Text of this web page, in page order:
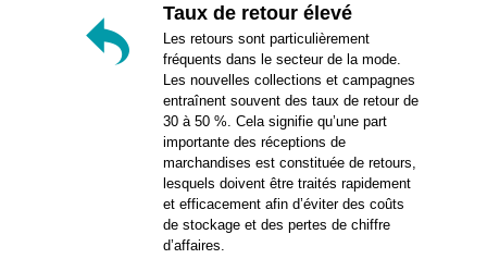
Taux de retour élevé
Les retours sont particulièrement
fréquents dans le secteur de la mode.
Les nouvelles collections et campagnes
entraînent souvent des taux de retour de
30 à 50 %. Cela signifie qu’une part
importante des réceptions de
marchandises est constituée de retours,
lesquels doivent être traités rapidement
et efficacement afin d’éviter des coûts
de stockage et des pertes de chiffre
d’affaires.